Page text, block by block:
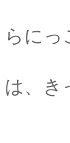
剣
らにっ
口
は、き